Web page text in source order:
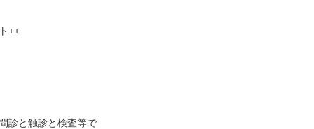
++
診と触診と検査等で